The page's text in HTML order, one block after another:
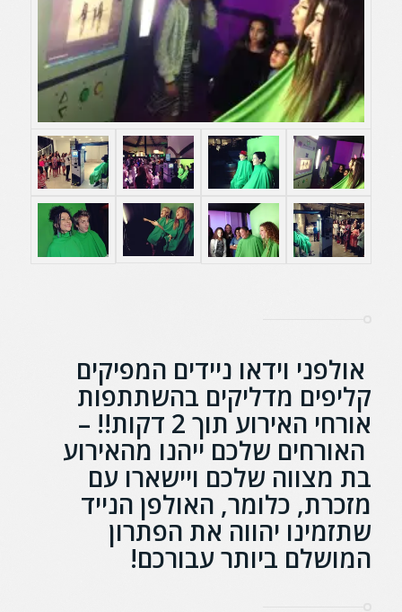
אולפני וידאו ניידים המפיקים
קליפים מדליקים בהשתתפות
אורחי האירוע תוך 2 דקות!! –
האורחים שלכם ייהנו מהאירוע
בת מצווה שלכם ויישארו עם
מזכרת, כלומר, האולפן הנייד
שתזמינו יהווה את הפתרון
המושלם ביותר עבורכם!